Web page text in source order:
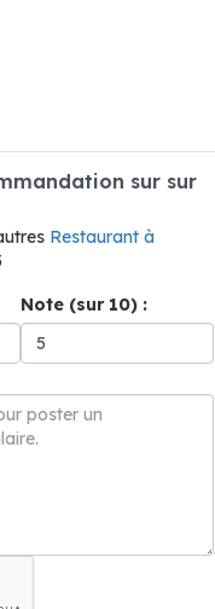
sur sur
Restaurant à
Note (sur 10) :